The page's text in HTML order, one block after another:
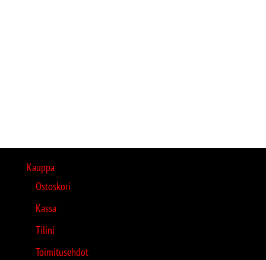
Kauppa
Ostoskori
Kassa
Tilini
Toimitusehdot